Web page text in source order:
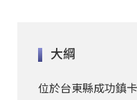
大綱
位於台東縣成功鎮